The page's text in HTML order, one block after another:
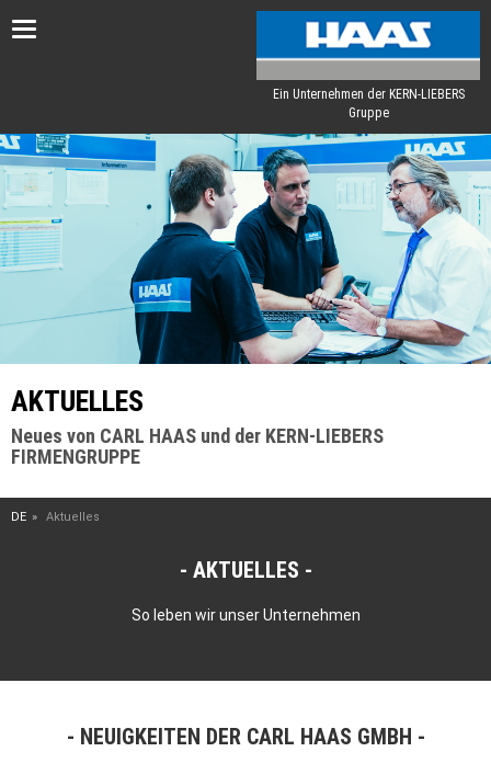
Toggle
Ein Unternehmen der KERN-LIEBERS
Gruppe
AKTUELLES
Neues von CARL HAAS und der KERN-LIEBERS
FIRMENGRUPPE
DE Aktuelles
AKTUELLES
So leben wir unser Unternehmen
NEUIGKEITEN DER CARL HAAS GMBH